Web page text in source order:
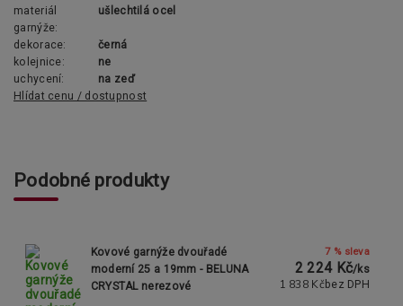
materiál
garnýže:
ušlechtilá ocel
dekorace:
černá
kolejnice:
ne
uchycení:
na zeď
Hlídat cenu / dostupnost
Podobné produkty
Kovové garnýže dvouřadé
moderní 25 a 19mm - BELUNA
CRYSTAL nerezové
7 % sleva
2 224 Kč/ks
1 838 Kč bez DPH